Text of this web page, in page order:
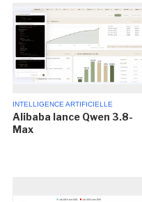
INTELLIGENCE ARTIFICIELLE
Alibaba lance Qwen 3.8-
Max